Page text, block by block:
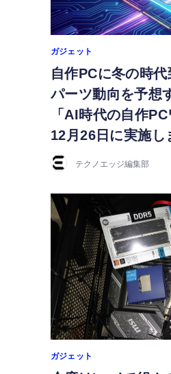
ガジェット
自作PCに冬の時
パーツ動向を予想
「AI時代の自作
12月26日に実施し
テクノエッジ編集部
ガジェット